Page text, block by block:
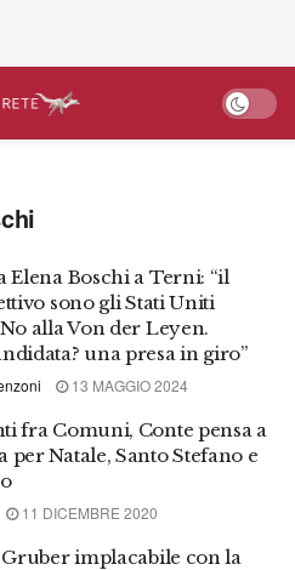
Elena Boschi a Terni: “il
sono gli Stati Uniti
No alla Von der Leyen.
una presa in giro”
13 MAGGIO 2024
fra Comuni, Conte pensa a
per Natale, Santo Stefano e
11 DICEMBRE 2020
implacabile con la